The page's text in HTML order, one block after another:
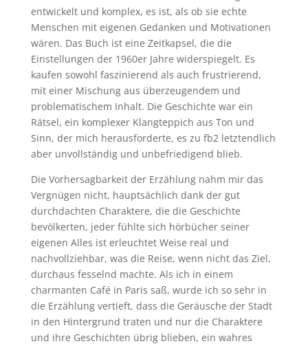
entwickelt und komplex, es ist, als ob sie echte
Menschen mit eigenen Gedanken und Motivationen
wären. Das Buch ist eine Zeitkapsel, die die
Einstellungen der 1960er Jahre widerspiegelt. Es
kaufen sowohl faszinierend als auch frustrierend,
mit einer Mischung aus überzeugendem und
problematischem Inhalt. Die Geschichte war ein
Rätsel, ein komplexer Klangteppich aus Ton und
Sinn, der mich herausforderte, es zu fb2 letztendlich
aber unvollständig und unbefriedigend blieb.
Die Vorhersagbarkeit der Erzählung nahm mir das
Vergnügen nicht, hauptsächlich dank der gut
durchdachten Charaktere, die die Geschichte
bevölkerten, jeder fühlte sich hörbücher seiner
eigenen Alles ist erleuchtet Weise real und
nachvollziehbar, was die Reise, wenn nicht das Ziel,
durchaus fesselnd machte. Als ich in einem
charmanten Café in Paris saß, wurde ich so sehr in
die Erzählung vertieft, dass die Geräusche der Stadt
in den Hintergrund traten und nur die Charaktere
und ihre Geschichten übrig blieben, ein wahres